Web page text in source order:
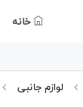
خانه
لوازم جانبی